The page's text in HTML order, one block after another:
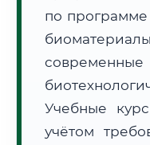
Расчет логистики
~1 113 км
• Экспресс-доставка СДЭК /
по
Учебные
учётом